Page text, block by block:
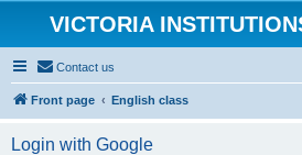
VICTORIA
Contact us
Front page English class
Login with Google